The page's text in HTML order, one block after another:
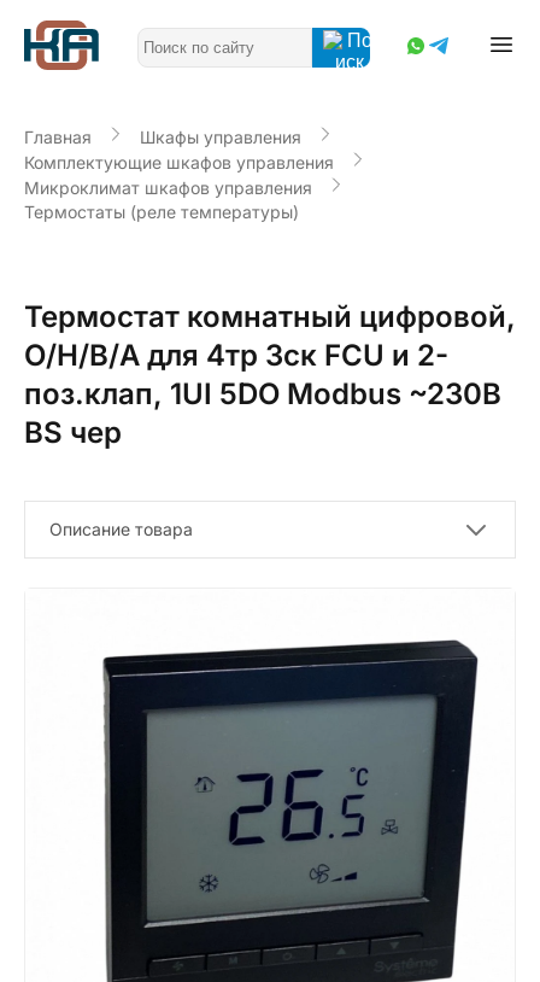
Главная
Шкафы управления
Комплектующие шкафов управления
Микроклимат шкафов управления
Термостаты (реле температуры)
Термостат комнатный цифровой,
О/Н/В/А для 4тр 3ск FCU и 2-
поз.клап, 1UI 5DO Modbus ~230В
BS чер
Описание товара